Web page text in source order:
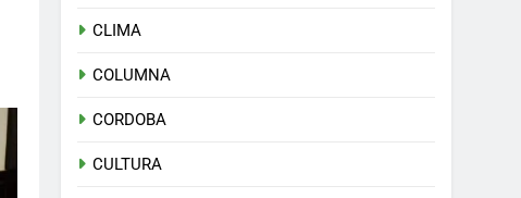
CLIMA
COLUMNA
CORDOBA
CULTURA